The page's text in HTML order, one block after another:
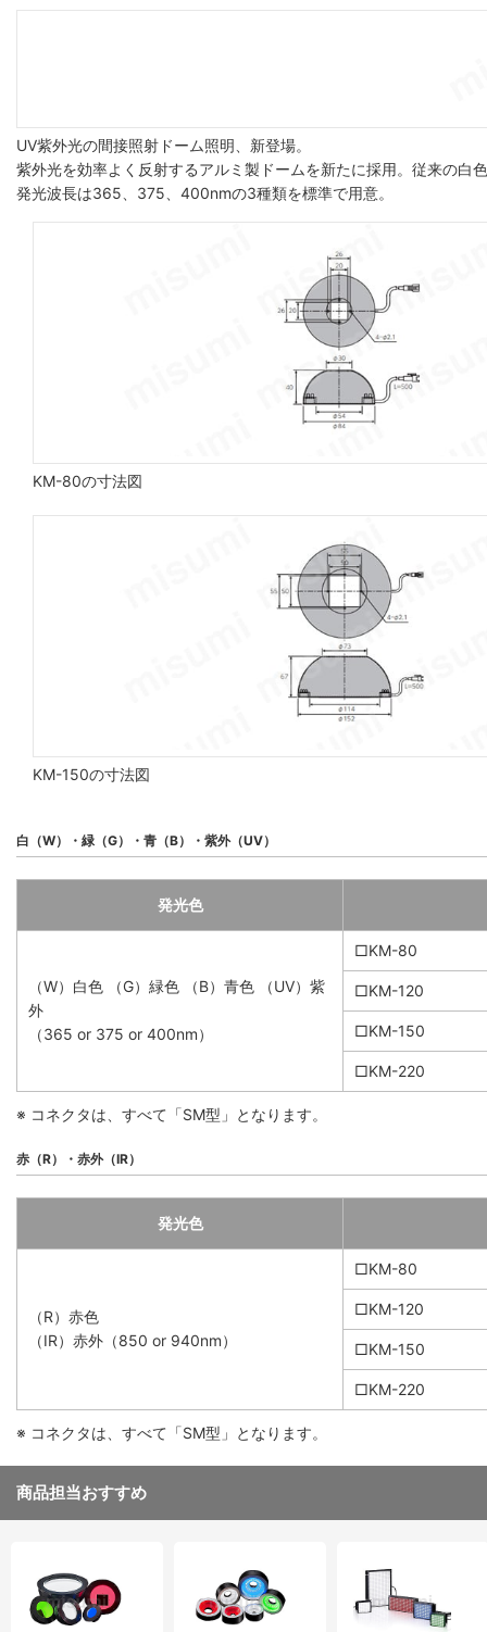
UV紫外光の間接照射ドーム照明、新登場。
紫外光を効率よく反射するアルミ製ドームを新たに採用。従来の白
発光波長は365、375、400nmの3種類を標準で用意。
KM-80の寸法図
KM-150の寸法図
白（W）・緑（G）・青（B）・紫外（UV）
発光色
（W）白色 （G）緑色 （B）青色 （UV）紫
外
（365 or 375 or 400nm）
□KM-80
□KM-120
□KM-150
□KM-220
※ コネクタは、すべて「SM型」となります。
赤（R）・赤外（IR）
発光色
（R）赤色
（IR）赤外（850 or 940nm）
□KM-80
□KM-120
□KM-150
□KM-220
※ コネクタは、すべて「SM型」となります。
商品担当おすすめ